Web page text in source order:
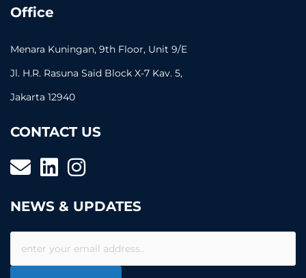
Office
Menara Kuningan, 9th Floor, Unit 9/E
Jl. H.R. Rasuna Said Block X-7 Kav. 5,
Jakarta 12940
CONTACT US
NEWS & UPDATES